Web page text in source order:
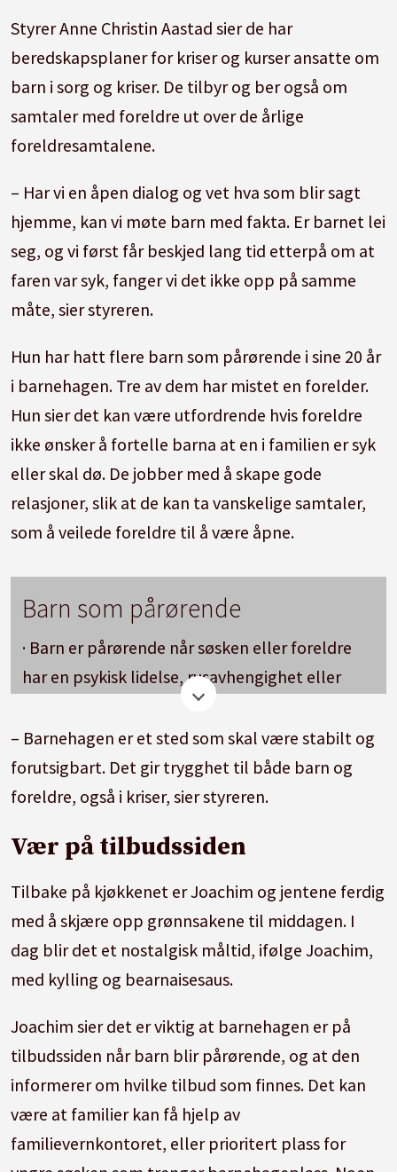
Styrer Anne Christin Aastad sier de har
beredskapsplaner for kriser og kurser ansatte om
barn i sorg og kriser. De tilbyr og ber også om
samtaler med foreldre ut over de årlige
foreldresamtalene.
– Har vi en åpen dialog og vet hva som blir sagt
hjemme, kan vi møte barn med fakta. Er barnet lei
seg, og vi først får beskjed lang tid etterpå om at
faren var syk, fanger vi det ikke opp på samme
måte, sier styreren.
Hun har hatt flere barn som pårørende i sine 20 år
i barnehagen. Tre av dem har mistet en forelder.
Hun sier det kan være utfordrende hvis foreldre
ikke ønsker å fortelle barna at en i familien er syk
eller skal dø. De jobber med å skape gode
relasjoner, slik at de kan ta vanskelige samtaler,
som å veilede foreldre til å være åpne.
Barn som pårørende
· Barn er pårørende når søsken eller foreldre
har en psykisk lidelse, rusavhengighet eller
alvorlig somatisk sykdom.
· Barn er også pårørende i situasjoner som ikke
handler om sykdom. Det kan være at en av
foreldrene sitter i fengsel eller tjenestegjør i
utlandet, eller barnet lever i konfliktfylte
· Barn som søker asyl eller har flyktningstatus
som følge av krig og flukt, kan også være
pårørende.
· Rundt 410 000 norske barn (37,3 prosent)
lever med at en av eller begge foreldrene har
en eller flere psykiske lidelser eller
rusproblemer.
· Over 34 000 barn under 18 år har en forelder
– Barnehagen er et sted som skal være stabilt og
forutsigbart. Det gir trygghet til både barn og
foreldre, også i kriser, sier styreren.
Vær på tilbudssiden
Tilbake på kjøkkenet er Joachim og jentene ferdig
med å skjære opp grønnsakene til middagen. I
dag blir det et nostalgisk måltid, ifølge Joachim,
med kylling og bearnaisesaus.
Joachim sier det er viktig at barnehagen er på
tilbudssiden når barn blir pårørende, og at den
informerer om hvilke tilbud som finnes. Det kan
være at familier kan få hjelp av
familievernkontoret, eller prioritert plass for